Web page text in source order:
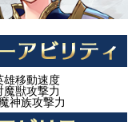
雄移動速度
魔獣攻撃力
神族攻撃力